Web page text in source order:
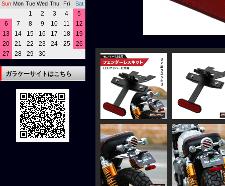
Sun Mon Tue Wed Thu Fri Sat
1 2 3 4
5
6
7 8 9 10 11
12
13
14 15 16 17 18
19
20
21 22 23 24 25
26
27
28 29 30
ガラケーサイトはこちら